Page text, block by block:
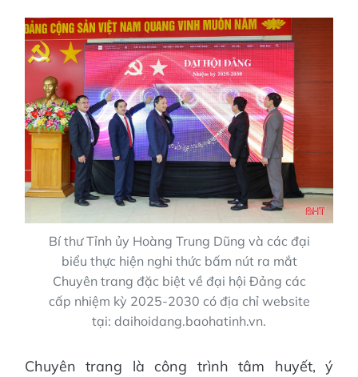
Bí thư Tỉnh ủy Hoàng Trung Dũng và các đại
biểu thực hiện nghi thức bấm nút ra mắt
Chuyên trang đặc biệt về đại hội Đảng các
cấp nhiệm kỳ 2025-2030 có địa chỉ website
tại: daihoidang.baohatinh.vn.
Chuyên trang là công trình tâm huyết, ý